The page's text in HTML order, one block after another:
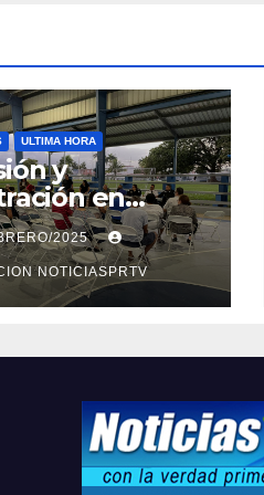
ULTIMA HORA
y
en
sobre
en
2025
NOTICIASPRTV